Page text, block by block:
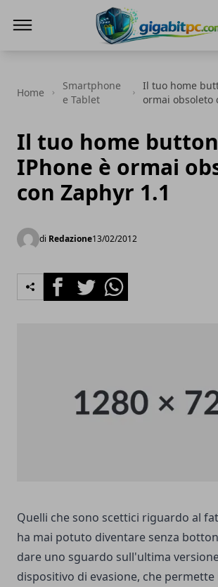
Home
Smartphone
e Tablet
Il tuo home
ormai obsoleto
Il tuo home button
IPhone è ormai
con Zaphyr 1.1
di Redazione13/02/2012
FacebookTwitterWhatsapp
Quelli che sono scettici riguardo al
ha mai potuto diventare senza
dare uno sguardo sull'ultima
dispositivo di evasione, che permette